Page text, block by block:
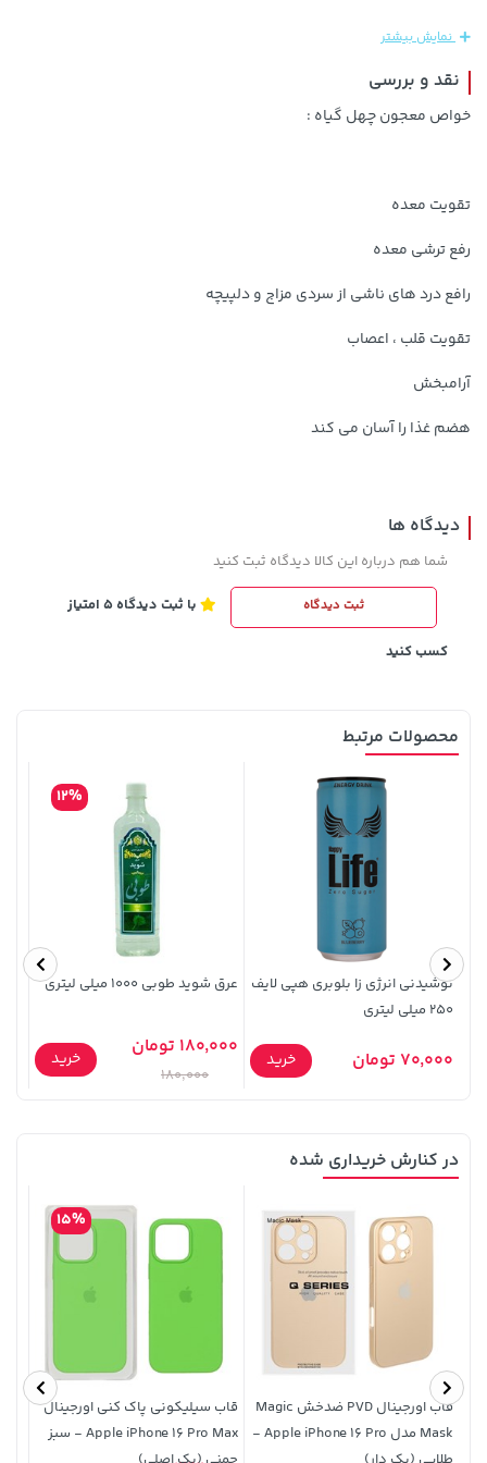
108,000 تومان
119,900
169,900 تومان خرید 104,880,000 تومان
5,454,000
141,000 تومان
165,900
خرید 1,109,000 تومان خرید
نمایش بیشتر
نقد و بررسی
خواص معجون چهل گیاه :
تقویت معده
رفع ترشی معده
رافع درد های ناشی از سردی مزاج و دلپیچه
تقویت قلب ، اعصاب
آرامبخش
هضم غذا را آسان می کند
دیدگاه ها
شما هم درباره این کالا دیدگاه ثبت کنید
ثبت دیدگاه با ثبت دیدگاه 5 امتیاز
کسب کنید
محصولات مرتبط
نوشیدنی انرژی زا بلوبری هپی لایف
250 میلی لیتری
70,000 تومان خرید
عرق شوید طوبی 1000 میلی لیتری
12%
180,000 تومان
180,000
خرید
در کنارش خریداری شده
قاب اورجینال PVD ضدخش Magic
Mask مدل Apple iPhone 16 Pro -
قاب سیلیکونی پاک کنی اورجینال
Apple iPhone 16 Pro Max - سبز
15%